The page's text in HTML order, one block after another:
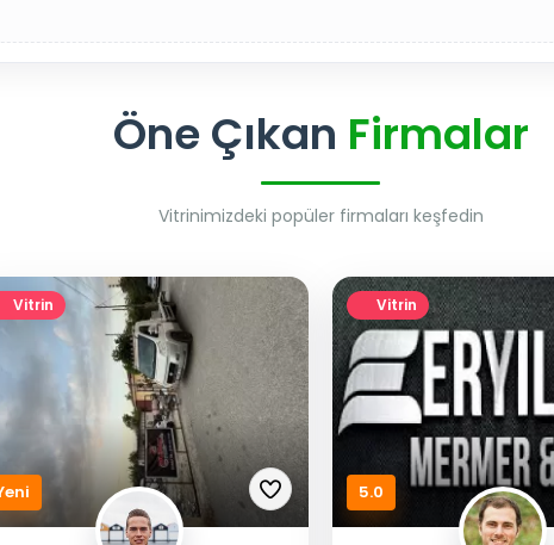
Öne Çıkan Firmalar
Vitrinimizdeki popüler firmaları keşfedin
Vitrin Vitrin
5.0